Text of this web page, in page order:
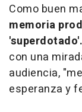
Como buen
memoria
'superdotado'.
con una
audiencia,
esperanza y